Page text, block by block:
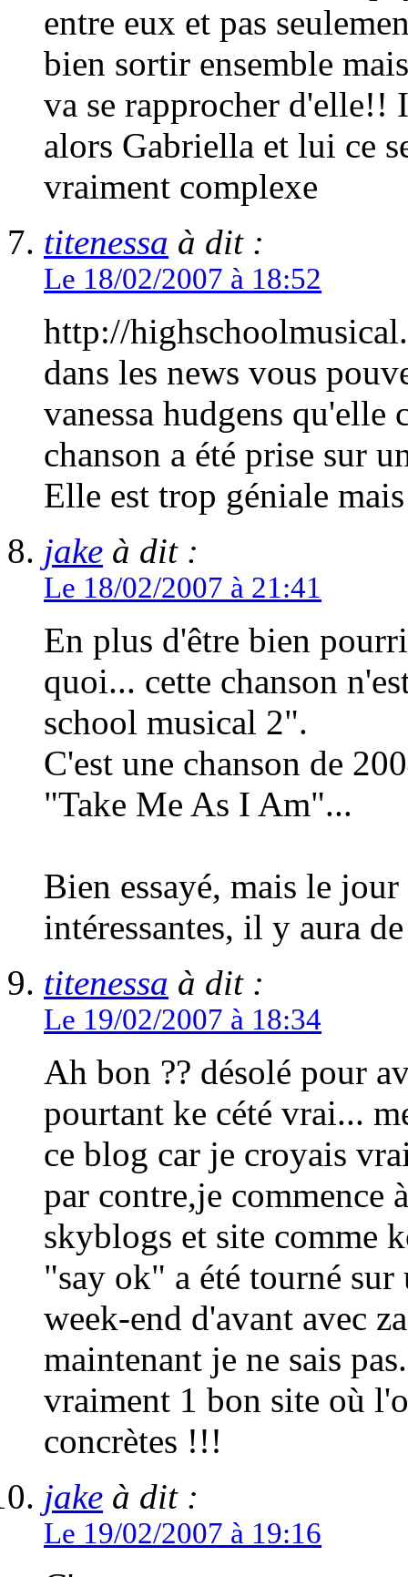
entre eux et pas
bien sortir ensemble
va se rapprocher d'elle!!
alors Gabriella et lui ce
vraiment complexe
titenessa à dit :
Le 18/02/2007 à 18:52
http://
dans les news vous
vanessa hudgens
chanson a été prise sur
Elle est trop géniale
jake à dit :
Le 18/02/2007 à 21:41
En plus d'être bien
quoi... cette chanson
school musical 2".
C'est une chanson de
"Take Me As I Am"...
Bien essayé, mais le
intéressantes, il y aura
titenessa à dit :
Le 19/02/2007 à 18:34
Ah bon ?? désolé pour
pourtant ke cété vrai...
ce blog car je croyais
par contre,je commence
skyblogs et site comme
"say ok" a été tourné
week-end d'avant avec
maintenant je ne sais
vraiment 1 bon site où
concrètes !!!
jake à dit :
Le 19/02/2007 à 19:16